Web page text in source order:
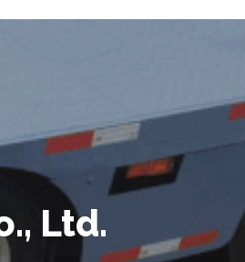
Ltd.